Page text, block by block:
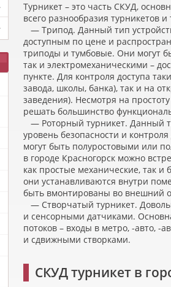
Турникет – это часть СКУД,
всего разнообразия турникетов
— Трипод. Данный тип
доступным по цене и
триподы и тумбовые. Они могут
так и электромеханическими –
пункте. Для контроля доступа
завода, школы, банка), так и на
заведения). Несмотря на
решать большинство
— Роторный турникет. Данный
уровень безопасности и
могут быть полуростовыми или
в городе Красногорск можно
как простые механические, так
они устанавливаются внутри
быть вмонтированы во внешний
— Створчатый турникет.
и сенсорными датчиками.
потоков – входы в метро, -авто,
и сдвижными створками.
СКУД турникет в